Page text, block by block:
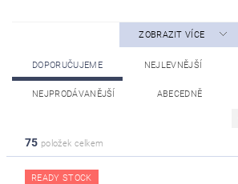
ZOBRAZIT VÍCE
DOPORUČUJEME NEJLEVNĚJŠÍ
NEJPRODÁVANĚJŠÍ ABECEDNĚ
75 položek celkem
READY STOCK